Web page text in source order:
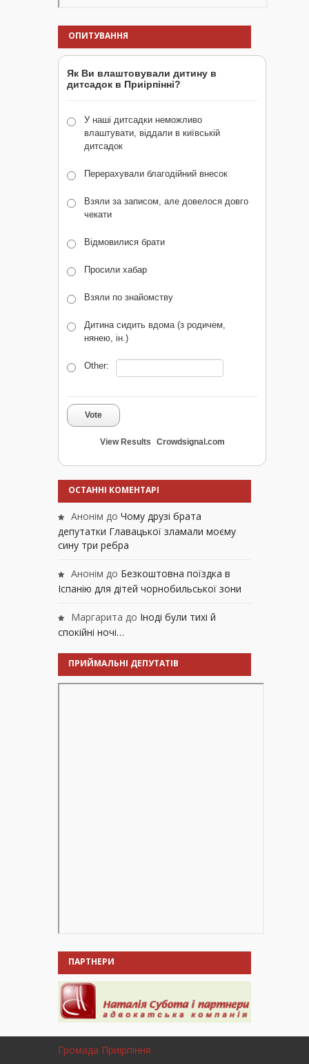
ОПИТУВАННЯ
Як Ви влаштовували дитину в
дитсадок в Приірпінні?
У наші дитсадки неможливо
влаштувати, віддали в київській
дитсадок
Перерахували благодійний внесок
Взяли за записом, але довелося довго
чекати
Відмовилися брати
Просили хабар
Взяли по знайомству
Дитина сидить вдома (з родичем,
нянею, ін.)
Other:
Vote
View Results Crowdsignal.com
ОСТАННІ КОМЕНТАРІ
Анонім до Чому друзі брата
депутатки Главацької зламали моєму
сину три ребра
Анонім до Безкоштовна поїздка в
Іспанію для дітей чорнобильської зони
Маргарита до Іноді були тихі й
спокійні ночі…
ПРИЙМАЛЬНІ ДЕПУТАТІВ
ПАРТНЕРИ
Громада Приірпіння